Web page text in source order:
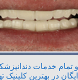
و تمام خدمات
در بهترین کلینیک